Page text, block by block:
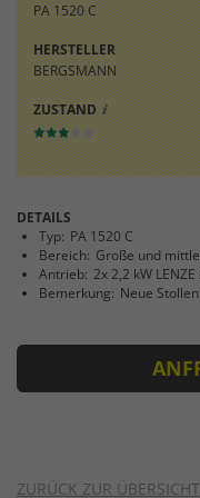
PA 1520 C
HERSTELLER
BERGSMANN
ZUSTAND
DETAILS
Typ: PA 1520 C
Bereich: Große und
Antrieb: 2x 2,2 kW
Bemerkung: Neue
ZURÜCK ZUR ÜBERSICHT
Zweck